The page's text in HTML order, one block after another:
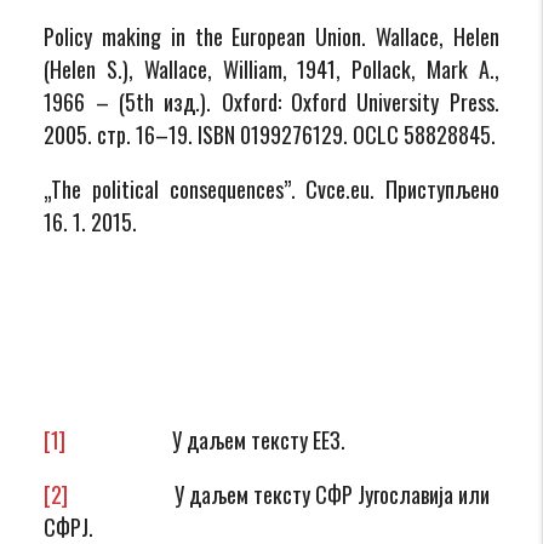
Policy making in the European Union. Wallace, Helen
(Helen S.), Wallace, William, 1941, Pollack, Mark A.,
1966 – (5th изд.). Oxford: Oxford University Press.
2005. стр. 16–19. ISBN 0199276129. OCLC 58828845.
„The political consequences”. Cvce.eu. Приступљено
16. 1. 2015.
[1] У даљем тексту ЕЕЗ.
[2] У даљем тексту СФР Југославија или
СФРЈ.